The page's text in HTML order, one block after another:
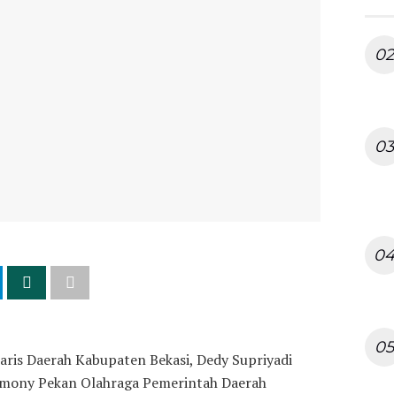
Daerah Kabupaten Bekasi, Dedy Supriyadi
Pekan Olahraga Pemerintah Daerah